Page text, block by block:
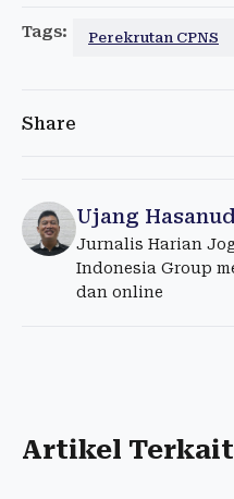
Tags: Perekrutan CPNS
Share
Ujang
Jurnalis Harian
Indonesia Group
dan online
Artikel Terkait